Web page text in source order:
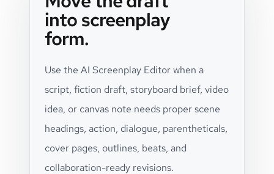
into screenplay
form.
Use the AI Screenplay Editor when a
script, fiction draft, storyboard brief, video
idea, or canvas note needs proper scene
headings, action, dialogue, parentheticals,
cover pages, outlines, beats, and
collaboration-ready revisions.